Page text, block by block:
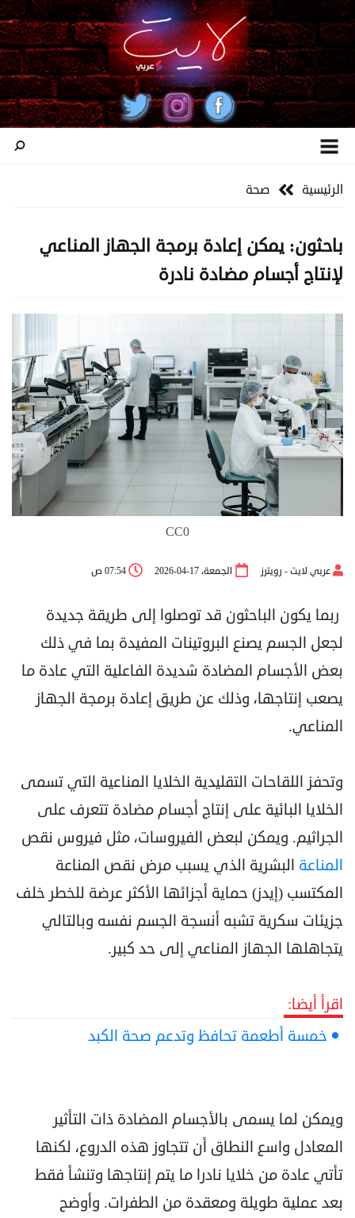
الرئيسية صحة
باحثون: يمكن إعادة برمجة الجهاز المناعي
لإنتاج أجسام مضادة نادرة
CC0
عربي لايت - رويترز الجمعة، 17-04-2026 07:54 ص
ربما يكون الباحثون قد توصلوا إلى طريقة جديدة
لجعل الجسم يصنع البروتينات المفيدة بما في ذلك
بعض الأجسام المضادة شديدة الفاعلية التي عادة ما
يصعب إنتاجها، وذلك عن طريق إعادة برمجة الجهاز
المناعي.
وتحفز اللقاحات التقليدية الخلايا المناعية التي تسمى
الخلايا البائية على إنتاج أجسام مضادة تتعرف على
الجراثيم. ويمكن لبعض الفيروسات، مثل فيروس نقص
المناعة البشرية الذي يسبب مرض نقص المناعة
المكتسب (إيدز) حماية أجزائها الأكثر عرضة للخطر خلف
جزيئات سكرية تشبه أنسجة الجسم نفسه وبالتالي
يتجاهلها الجهاز المناعي إلى حد كبير.
اقرأ أيضا:
خمسة أطعمة تحافظ وتدعم صحة الكبد
ويمكن لما يسمى بالأجسام المضادة ذات التأثير
المعادل واسع النطاق أن تتجاوز هذه الدروع، لكنها
تأتي عادة من خلايا نادرا ما يتم إنتاجها وتنشأ فقط
بعد عملية طويلة ومعقدة من الطفرات. وأوضح